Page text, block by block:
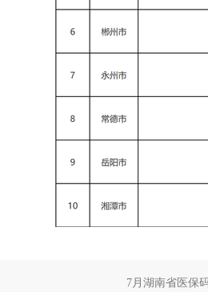
7月湖南省医保